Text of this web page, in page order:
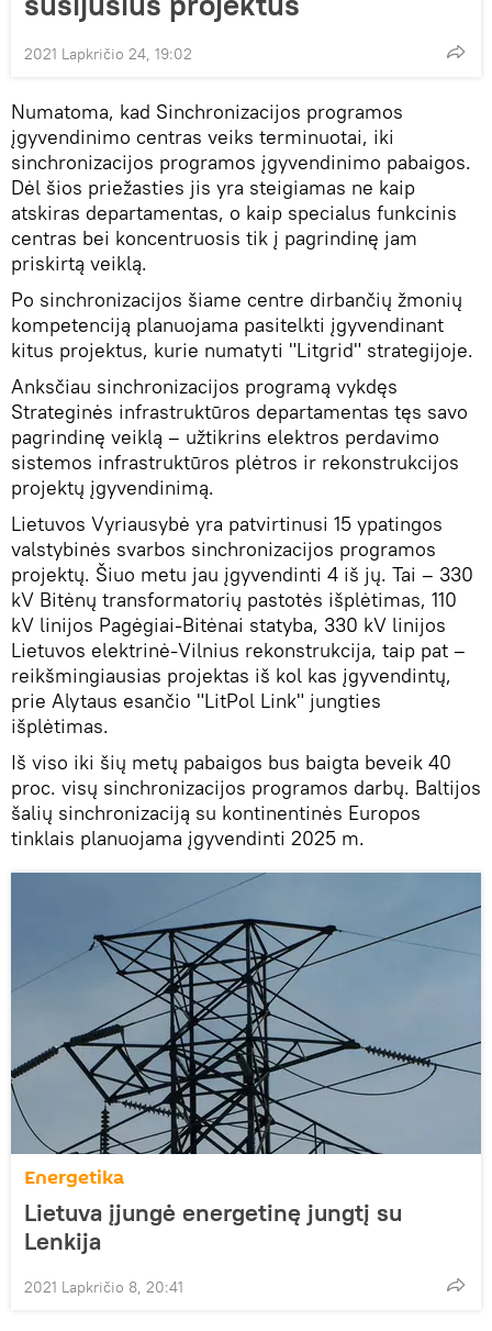
2021 Lapkričio 24, 19:02
Numatoma, kad Sinchronizacijos programos
įgyvendinimo centras veiks terminuotai, iki
sinchronizacijos programos įgyvendinimo pabaigos.
Dėl šios priežasties jis yra steigiamas ne kaip
atskiras departamentas, o kaip specialus funkcinis
centras bei koncentruosis tik į pagrindinę jam
priskirtą veiklą.
Po sinchronizacijos šiame centre dirbančių žmonių
kompetenciją planuojama pasitelkti įgyvendinant
kitus projektus, kurie numatyti "Litgrid" strategijoje.
Anksčiau sinchronizacijos programą vykdęs
Strateginės infrastruktūros departamentas tęs savo
pagrindinę veiklą – užtikrins elektros perdavimo
sistemos infrastruktūros plėtros ir rekonstrukcijos
projektų įgyvendinimą.
Lietuvos Vyriausybė yra patvirtinusi 15 ypatingos
valstybinės svarbos sinchronizacijos programos
projektų. Šiuo metu jau įgyvendinti 4 iš jų. Tai – 330
kV Bitėnų transformatorių pastotės išplėtimas, 110
kV linijos Pagėgiai-Bitėnai statyba, 330 kV linijos
Lietuvos elektrinė-Vilnius rekonstrukcija, taip pat –
reikšmingiausias projektas iš kol kas įgyvendintų,
prie Alytaus esančio "LitPol Link" jungties
išplėtimas.
Iš viso iki šių metų pabaigos bus baigta beveik 40
proc. visų sinchronizacijos programos darbų. Baltijos
šalių sinchronizaciją su kontinentinės Europos
tinklais planuojama įgyvendinti 2025 m.
Energetika
Lietuva įjungė energetinę jungtį su
Lenkija
2021 Lapkričio 8, 20:41